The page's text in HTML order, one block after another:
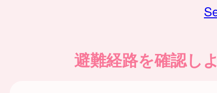
避難経路を確認し